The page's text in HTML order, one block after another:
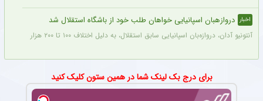
اخبار دروازهبان اسپانیایی خواهان طلب خود از باشگاه استقلال شد
آنتونیو آدان، دروازه‌بان اسپانیایی سابق استقلال، به دلیل اختلاف ۱۰۰ تا ۲۰۰ هزار یورویی در مطالبات خود، قصد شکایت از باشگاه را دارد.
برای درج بک لینک شما در همین ستون کلیک کنید